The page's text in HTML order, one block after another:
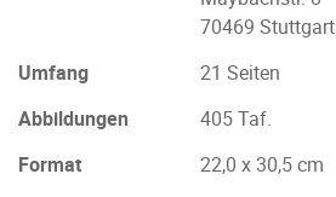
70469 Stuttgart
Umfang
21 Seiten
Abbildungen
405 Taf.
Format
22,0 x 30,5 cm